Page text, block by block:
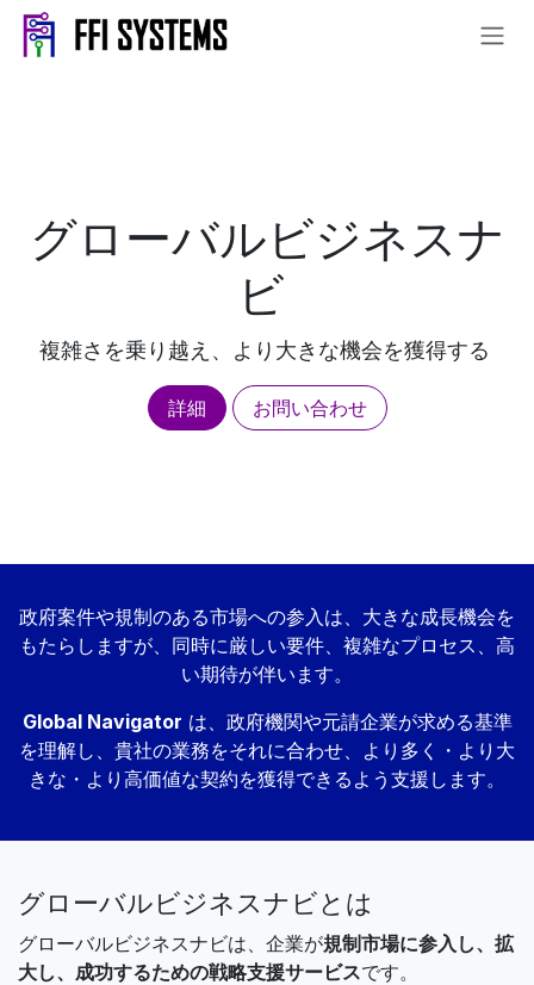
コンテンツへスキップ
グローバルビジネスナ
ビ
複雑さを乗り越え、より大きな機会を獲得する
詳細 お問い合わせ
政府案件や規制のある市場への参入は、大きな成長機会を
もたらしますが、同時に厳しい要件、複雑なプロセス、高
い期待が伴います。
Global Navigator は、政府機関や元請企業が求める基準
を理解し、貴社の業務をそれに合わせ、より多く・より大
きな・より高価値な契約を獲得できるよう支援します。
グローバルビジネスナビとは
グローバルビジネスナビは、企業が規制市場に参入し、拡
大し、成功するための戦略支援サービスです。